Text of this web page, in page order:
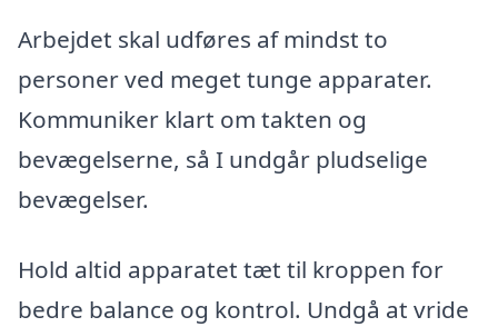
Arbejdet skal udføres af mindst to
personer ved meget tunge apparater.
Kommuniker klart om takten og
bevægelserne, så I undgår pludselige
bevægelser.
Hold altid apparatet tæt til kroppen for
bedre balance og kontrol. Undgå at vride